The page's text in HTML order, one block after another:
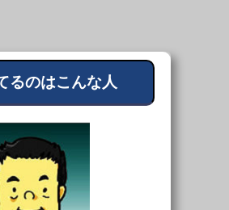
るのはこんな人